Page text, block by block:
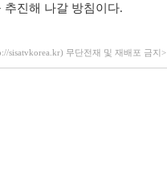
추진해 나갈 방침이다.
sisatvkorea.kr) 무단전재 및 재배포 금지>